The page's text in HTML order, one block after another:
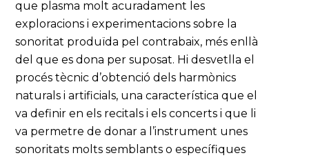
que plasma molt acuradament les
exploracions i experimentacions sobre la
sonoritat produïda pel contrabaix, més enllà
del que es dona per suposat. Hi desvetlla el
procés tècnic d’obtenció dels harmònics
naturals i artificials, una característica que el
va definir en els recitals i els concerts i que li
va permetre de donar a l’instrument unes
sonoritats molts semblants o específiques